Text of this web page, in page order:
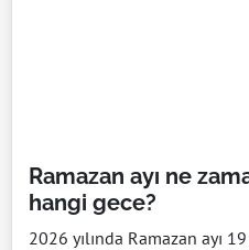
Ramazan ayı ne
hangi gece?
2026 yılında Ramazan ayı